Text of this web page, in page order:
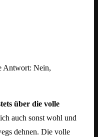
Antwort: Nein,
über die volle
auch sonst wohl und
dehnen. Die volle